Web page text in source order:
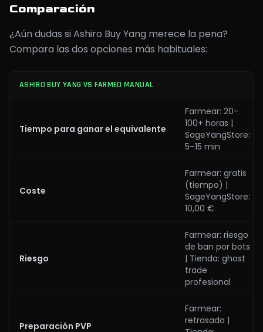
Comparación
¿Aún dudas si Ashiro Buy Yang merece la pena?
Compara las dos opciones más habituales:
ASHIRO BUY YANG VS FARMEO MANUAL
Tiempo para ganar el equivalente
Farmear: 20–
100+ horas |
SageYangStore:
5–15 min
Coste
Farmear: gratis
(tiempo) |
SageYangStore:
10,00 €
Riesgo
Farmear: riesgo
de ban por bots
| Tienda: ghost
trade
profesional
Preparación PVP
Farmear:
retrasado |